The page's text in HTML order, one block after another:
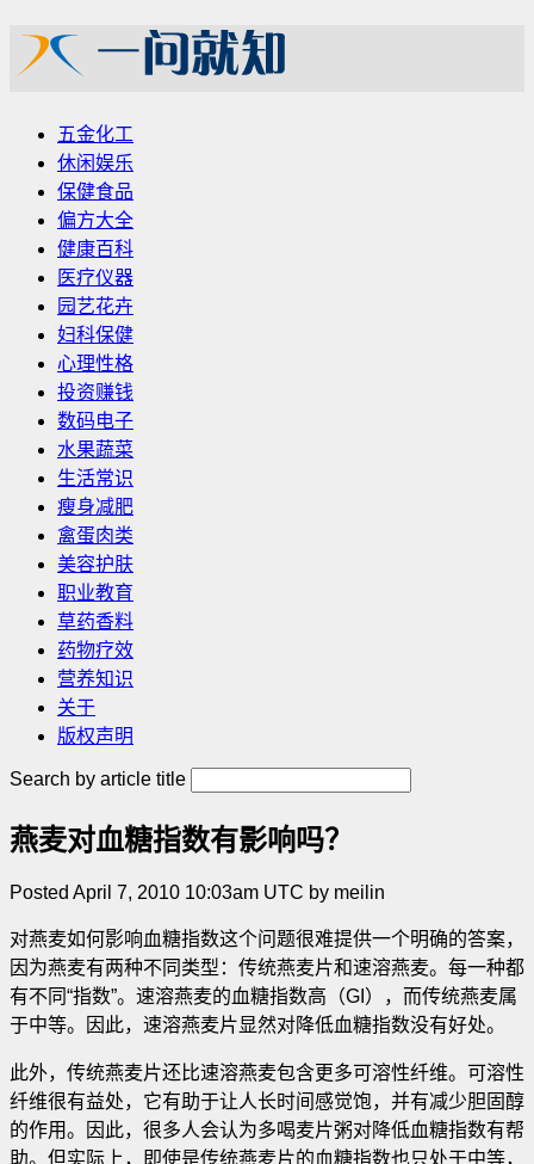
五金化工
休闲娱乐
保健食品
偏方大全
健康百科
医疗仪器
园艺花卉
妇科保健
心理性格
投资赚钱
数码电子
水果蔬菜
生活常识
瘦身减肥
禽蛋肉类
美容护肤
职业教育
草药香料
药物疗效
营养知识
关于
版权声明
Search by article title
燕麦对血糖指数有影响吗？
Posted April 7, 2010 10:03am UTC by meilin
对燕麦如何影响血糖指数这个问题很难提供一个明确的答案，
因为燕麦有两种不同类型：传统燕麦片和速溶燕麦。每一种都
有不同“指数”。速溶燕麦的血糖指数高（GI），而传统燕麦属
于中等。因此，速溶燕麦片显然对降低血糖指数没有好处。
此外，传统燕麦片还比速溶燕麦包含更多可溶性纤维。可溶性
纤维很有益处，它有助于让人长时间感觉饱，并有减少胆固醇
的作用。因此，很多人会认为多喝麦片粥对降低血糖指数有帮
助。但实际上，即使是传统燕麦片的血糖指数也只处于中等，